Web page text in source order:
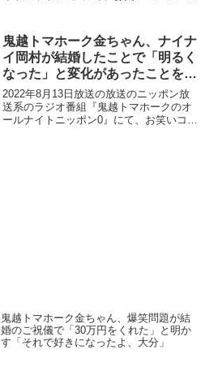
れてツイッターに晒されてしまい激怒し
た過去を告白して...
鬼越トマホーク金ちゃん、ナイナ
イ岡村が結婚したことで「明るく
なった」と変化があったことを明
かす「前は楽屋挨拶行った時、目
合せてくれなかった」
2022年8月13日放送の放送のニッポン放
送系のラジオ番組『鬼越トマホークのオ
ールナイトニッポン0』にて、お笑いコン
鬼越トマホーク金ちゃん、爆笑問題が結
婚のご祝儀で「30万円をくれた」と明か
す「それで好きになったよ、大分」